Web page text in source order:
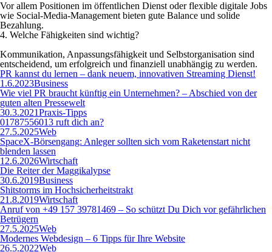
Vor allem Positionen im öffentlichen Dienst oder flexible digitale Jobs
wie Social-Media-Management bieten gute Balance und solide
Bezahlung.
4. Welche Fähigkeiten sind wichtig?
Kommunikation, Anpassungsfähigkeit und Selbstorganisation sind
entscheidend, um erfolgreich und finanziell unabhängig zu werden.
PR kannst du lernen – dank neuem, innovativen Streaming Dienst!
1.6.2023Business
Wie viel PR braucht künftig ein Unternehmen? – Abschied von der
guten alten Pressewelt
30.3.2021Praxis-Tipps
01787556013 ruft dich an?
27.5.2025Web
SpaceX-Börsengang: Anleger sollten sich vom Raketenstart nicht
blenden lassen
12.6.2026Wirtschaft
Die Reiter der Maggikalypse
30.6.2019Business
Shitstorms im Hochsicherheitstrakt
21.8.2019Wirtschaft
Anruf von +49 157 39781469 – So schützt Du Dich vor gefährlichen
Betrügern
27.5.2025Web
Modernes Webdesign – 6 Tipps für Ihre Website
26.5.2022Web